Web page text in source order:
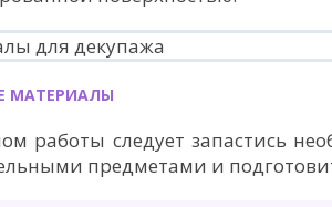
МАТЕРИАЛЫ
работы следует запастись
предметами и